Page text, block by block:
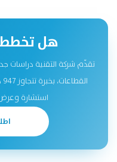
هل تخطط
تقدّم شركة التقنية
استشارة